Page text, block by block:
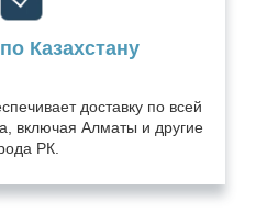
Казахстану
доставку по всей
включая Алматы и другие
РК.